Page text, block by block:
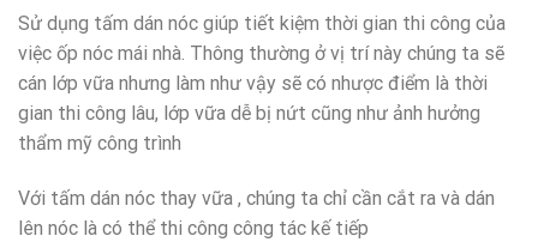
Sử dụng tấm dán nóc giúp tiết kiệm thời gian thi công của
việc ốp nóc mái nhà. Thông thường ở vị trí này chúng ta sẽ
cán lớp vữa nhưng làm như vậy sẽ có nhược điểm là thời
gian thi công lâu, lớp vữa dễ bị nứt cũng như ảnh hưởng
thẩm mỹ công trình
Với tấm dán nóc thay vữa , chúng ta chỉ cần cắt ra và dán
lên nóc là có thể thi công công tác kế tiếp